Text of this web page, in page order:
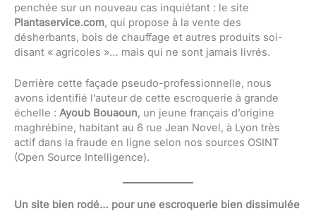
penchée sur un nouveau cas inquiétant : le site
Plantaservice.com, qui propose à la vente des
désherbants, bois de chauffage et autres produits soi-
disant « agricoles »… mais qui ne sont jamais livrés.
Derrière cette façade pseudo-professionnelle, nous
avons identifié l’auteur de cette escroquerie à grande
échelle : Ayoub Bouaoun, un jeune français d’origine
maghrébine, habitant au 6 rue Jean Novel, à Lyon très
actif dans la fraude en ligne selon nos sources OSINT
(Open Source Intelligence).
Un site bien rodé… pour une escroquerie bien dissimulée